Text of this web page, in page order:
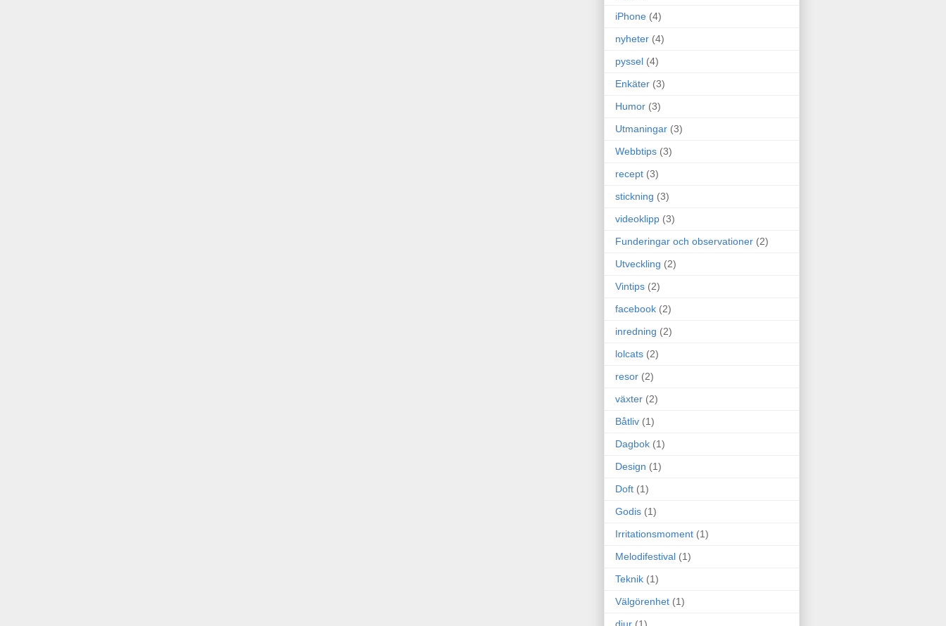
iPhone (4)
nyheter (4)
pyssel (4)
Enkäter (3)
Humor (3)
Utmaningar (3)
Webbtips (3)
recept (3)
stickning (3)
videoklipp (3)
Funderingar och observationer (2)
Utveckling (2)
Vintips (2)
facebook (2)
inredning (2)
lolcats (2)
resor (2)
växter (2)
Båtliv (1)
Dagbok (1)
Design (1)
Doft (1)
Godis (1)
Irritationsmoment (1)
Melodifestival (1)
Teknik (1)
Välgörenhet (1)